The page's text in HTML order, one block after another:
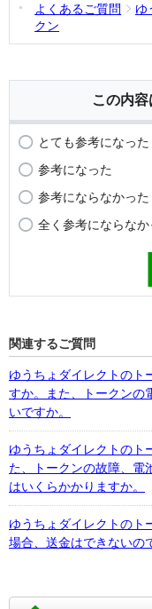
よくあるご質問 ゆ
クン
この内
とても参考になった
参考になった
参考にならなかった
全く参考にならなか
関連するご質問
ゆうちょダイレクトのト
すか。また、トークンの
いですか。
ゆうちょダイレクトのト
た、トークンの故障、電
はいくらかかりますか。
ゆうちょダイレクトのト
場合、送金はできないの